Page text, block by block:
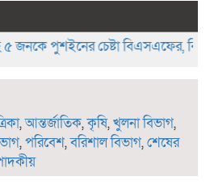
পুশইনের চেষ্টা বিএসএফের, বিজিবির
,আন্তর্জাতিক,কৃষি,খুলনা বিভাগ,
,পরিবেশ,বরিশাল বিভাগ,শেষের